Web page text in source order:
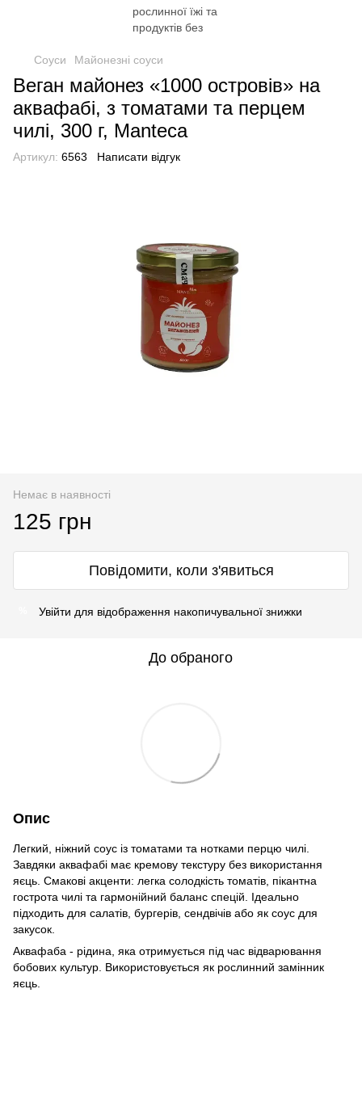
Соуси Майонезні соуси
Веган майонез «1000 островів» на
аквафабі, з томатами та перцем
чилі, 300 г, Manteca
Артикул: 6563 Написати відгук
Немає в наявності
125 грн
Повідомити, коли з'явиться
Увійти для відображення накопичувальної знижки
До обраного
Опис
Легкий, ніжний соус із томатами та нотками перцю чилі.
Завдяки аквафабі має кремову текстуру без використання
яєць. Смакові акценти: легка солодкість томатів, пікантна
гострота чилі та гармонійний баланс спецій. Ідеально
підходить для салатів, бургерів, сендвічів або як соус для
закусок.
Аквафаба - рідина, яка отримується під час відварювання
бобових культур. Використовується як рослинний замінник
яєць.